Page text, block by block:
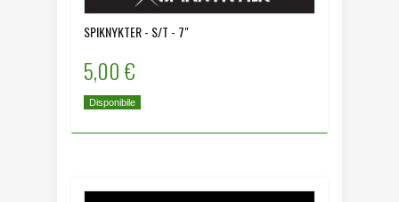
SPIKNYKTER - S/T - 7"
5,00 €
Disponibile